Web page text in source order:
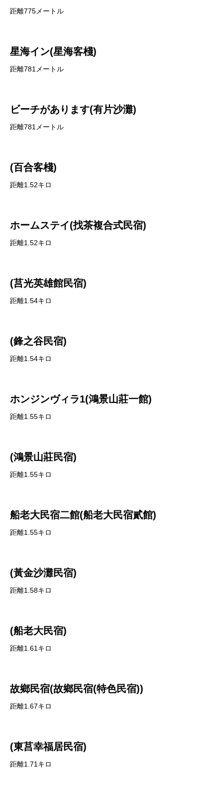
距離775メートル
星海イン(星海客棧)
距離781メートル
ビーチがあります(有片沙灘)
距離781メートル
(百合客棧)
距離1.52キロ
ホームステイ(找茶複合式民宿)
距離1.52キロ
(莒光英雄館民宿)
距離1.54キロ
(鋒之谷民宿)
距離1.54キロ
ホンジンヴィラ1(鴻景山莊一館)
距離1.55キロ
(鴻景山莊民宿)
距離1.55キロ
船老大民宿二館(船老大民宿貳館)
距離1.55キロ
(黃金沙灘民宿)
距離1.58キロ
(船老大民宿)
距離1.61キロ
故鄉民宿(故鄉民宿(特色民宿))
距離1.67キロ
(東莒幸福居民宿)
距離1.71キロ